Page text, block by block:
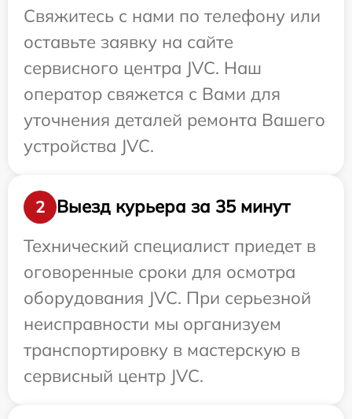
Свяжитесь с нами по телефону или
оставьте заявку на сайте
сервисного центра JVC. Наш
оператор свяжется с Вами для
уточнения деталей ремонта Вашего
устройства JVC.
2
Выезд курьера за 35 минут
Технический специалист приедет в
оговоренные сроки для осмотра
оборудования JVC. При серьезной
неисправности мы организуем
транспортировку в мастерскую в
сервисный центр JVC.